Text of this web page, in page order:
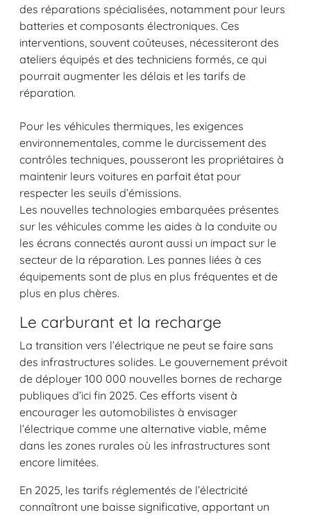
des réparations spécialisées, notamment pour leurs
batteries et composants électroniques. Ces
interventions, souvent coûteuses, nécessiteront des
ateliers équipés et des techniciens formés, ce qui
pourrait augmenter les délais et les tarifs de
réparation.
Pour les véhicules thermiques, les exigences
environnementales, comme le durcissement des
contrôles techniques, pousseront les propriétaires à
maintenir leurs voitures en parfait état pour
respecter les seuils d’émissions.
Les nouvelles technologies embarquées présentes
sur les véhicules comme les aides à la conduite ou
les écrans connectés auront aussi un impact sur le
secteur de la réparation. Les pannes liées à ces
équipements sont de plus en plus fréquentes et de
plus en plus chères.
Le carburant et la recharge
La transition vers l’électrique ne peut se faire sans
des infrastructures solides. Le gouvernement prévoit
de déployer 100 000 nouvelles bornes de recharge
publiques d’ici fin 2025. Ces efforts visent à
encourager les automobilistes à envisager
l’électrique comme une alternative viable, même
dans les zones rurales où les infrastructures sont
encore limitées.
En 2025, les tarifs réglementés de l’électricité
connaîtront une baisse significative, apportant un